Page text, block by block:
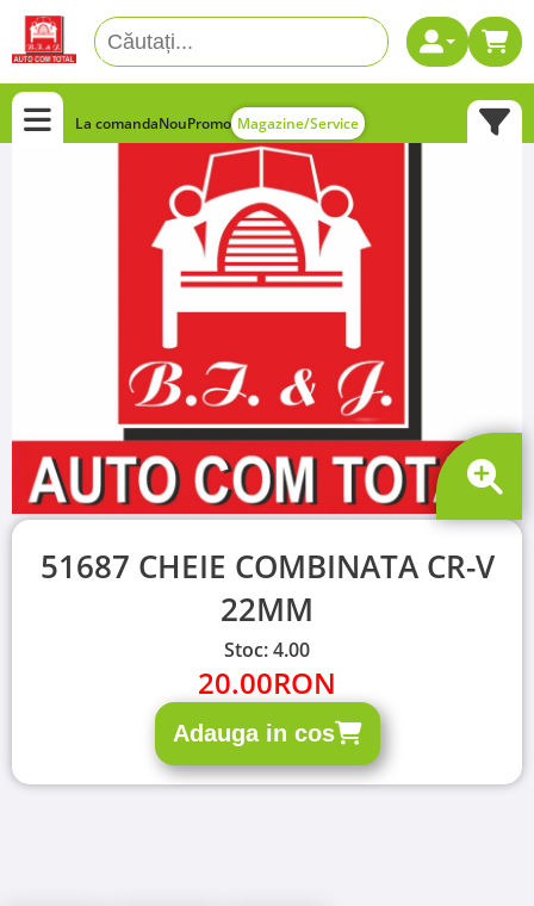
La comandaNouPromo Magazine/Service
51687 CHEIE COMBINATA CR-V
22MM
Stoc: 4.00
20.00RON
Adauga in cos